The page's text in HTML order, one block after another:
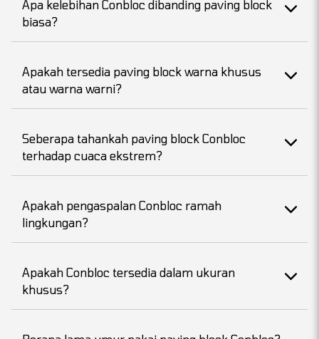
Apa kelebihan Conbloc dibanding paving block
biasa?
Apakah tersedia paving block warna khusus
atau warna warni?
Seberapa tahankah paving block Conbloc
terhadap cuaca ekstrem?
Apakah pengaspalan Conbloc ramah
lingkungan?
Apakah Conbloc tersedia dalam ukuran
khusus?